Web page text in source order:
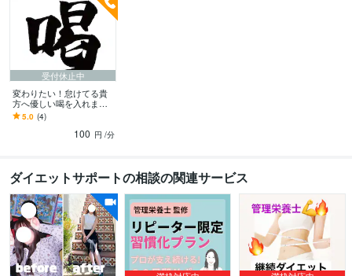
得意分野
住まい・美容・生活相談
ダイエット 美容 エクササイズ
ピラティス
ヨガ 健康
受付休止中
変わりたい！怠けてる貴
方へ優しい喝を入れます
今の自分じゃダメなのは
分かっているのに怠けて
しまうあなたへ。
5.0 (4)
100 円 /分
ダイエットサポートの相談の関連サービス